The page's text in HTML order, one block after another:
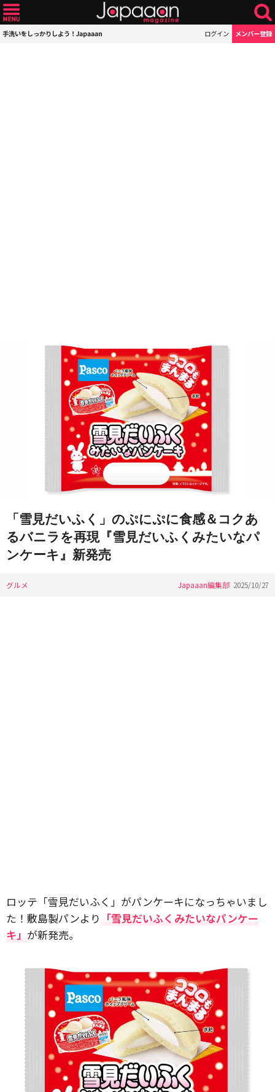
手洗いをしっかりしよう！Japaaan ログイン メンバー登録
「雪見だいふく」のぷにぷに食感＆コクあ
るバニラを再現『雪見だいふくみたいなパ
ンケーキ』新発売
グルメ Japaaan編集部 2025/10/27
ロッテ「雪見だいふく」がパンケーキになっちゃいまし
た！敷島製パンより 「雪見だいふくみたいなパンケー
キ」 が新発売。